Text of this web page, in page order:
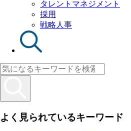
タレントマネジメント
採用
戦略人事
よく見られているキーワード